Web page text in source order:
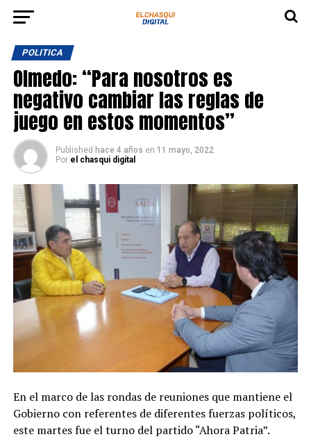
POLITICA
Olmedo: “Para nosotros es
negativo cambiar las reglas de
juego en estos momentos”
Published hace 4 años en 11 mayo, 2022
Por el chasqui digital
En el marco de las rondas de reuniones que mantiene el
Gobierno con referentes de diferentes fuerzas políticos,
este martes fue el turno del partido “Ahora Patria”.